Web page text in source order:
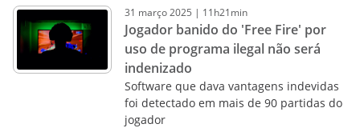
31 março2025 | 11h21min
Jogador banido do 'Free Fire' por
uso de programa ilegal não será
indenizado
Software que dava vantagens indevidas
foi detectado em mais de 90 partidas do
jogador